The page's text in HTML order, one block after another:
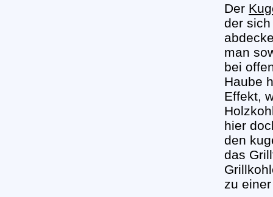
Der
der
man
bei
Haube
Effekt,
hier
den
das
zu